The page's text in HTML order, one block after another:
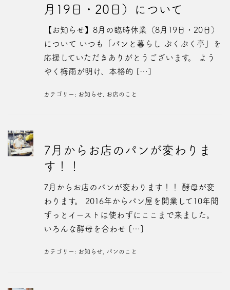
月19日・20日）について
【お知らせ】8月の臨時休業（8月19日・20日）
について いつも「パンと暮らし ぷくぷく亭」を
応援していただきありがとうございます。 よう
やく梅雨が明け、本格的 […]
カテゴリー: お知らせ お店のこと
7月からお店のパンが変わりま
す！！
7月からお店のパンが変わります！！ 酵母が変
わります。 2016年からパン屋を開業して10年間
ずっとイーストは使わずにここまで来ました。
いろんな酵母を合わせ […]
カテゴリー: お知らせ パンのこと